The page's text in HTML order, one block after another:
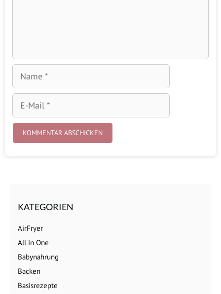
Name
Mail
KATEGORIEN
AirFryer
All in One
Babynahrung
Backen
Basisrezepte